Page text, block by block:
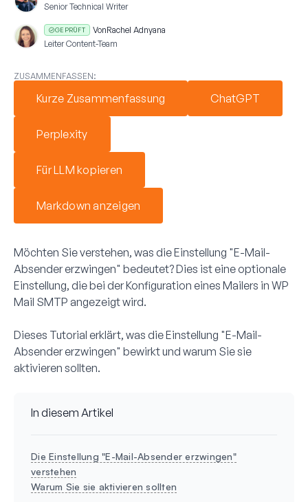
Senior Technical Writer
GEPRÜFT VonRachel Adnyana
Leiter Content-Team
ZUSAMMENFASSEN:
Kurze Zusammenfassung ChatGPT
Perplexity
Für LLM kopieren
Markdown anzeigen
Möchten Sie verstehen, was die Einstellung "E-Mail-
Absender erzwingen" bedeutet? Dies ist eine optionale
Einstellung, die bei der Konfiguration eines Mailers in WP
Mail SMTP angezeigt wird.
Dieses Tutorial erklärt, was die Einstellung "E-Mail-
Absender erzwingen" bewirkt und warum Sie sie
aktivieren sollten.
In diesem Artikel
Die Einstellung "E-Mail-Absender erzwingen"
verstehen
Warum Sie sie aktivieren sollten